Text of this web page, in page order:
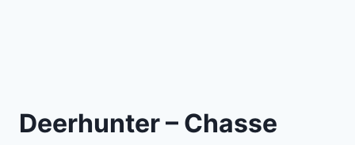
Deerhunter – Chasse